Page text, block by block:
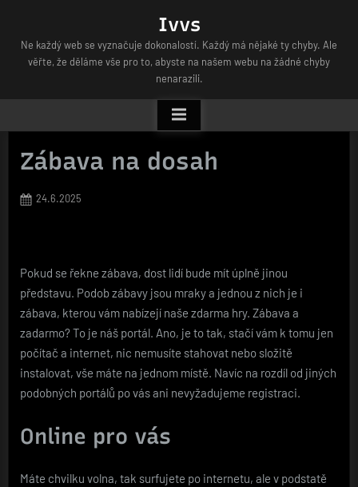
content
Ivvs
Ne každý web se vyznačuje dokonalostí. Každý má nějaké ty chyby. Ale
věřte, že děláme vše pro to, abyste na našem webu na žádné chyby
nenarazili.
Zábava na dosah
Posted
24.6.2025
Pokud se řekne zábava, dost lidí bude mít úplně jinou
představu. Podob zábavy jsou mraky a jednou z nich je i
zábava, kterou vám nabízejí naše zdarma hry. Zábava a
zadarmo? To je náš portál. Ano, je to tak, stačí vám k tomu jen
počítač a internet, nic nemusíte stahovat nebo složitě
instalovat, vše máte na jednom místě. Navíc na rozdíl od jiných
podobných portálů po vás ani nevyžadujeme registraci.
Online pro vás
Máte chvilku volna, tak surfujete po internetu, ale v podstatě